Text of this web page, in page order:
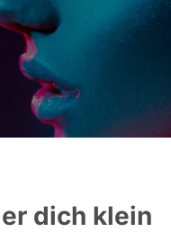
dich klein